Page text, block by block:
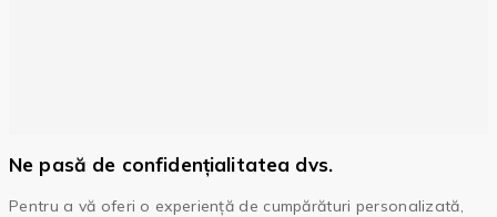
Ne pasă de confidențialitatea dvs.
Pentru a vă oferi o experiență de cumpărături personalizată,